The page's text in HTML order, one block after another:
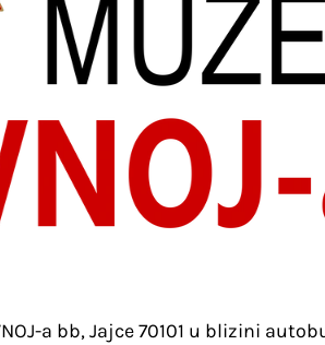
a bb, Jajce 70101 u blizini